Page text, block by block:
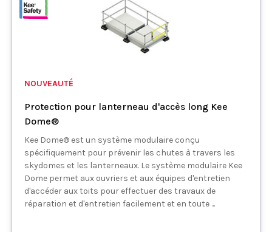
NOUVEAUTÉ
Protection pour lanterneau d'accès long Kee
Dome®
Kee Dome® est un système modulaire conçu
spécifiquement pour prévenir les chutes à travers les
skydomes et les lanterneaux. Le système modulaire Kee
Dome permet aux ouvriers et aux équipes d'entretien
d'accéder aux toits pour effectuer des travaux de
réparation et d'entretien facilement et en toute ...